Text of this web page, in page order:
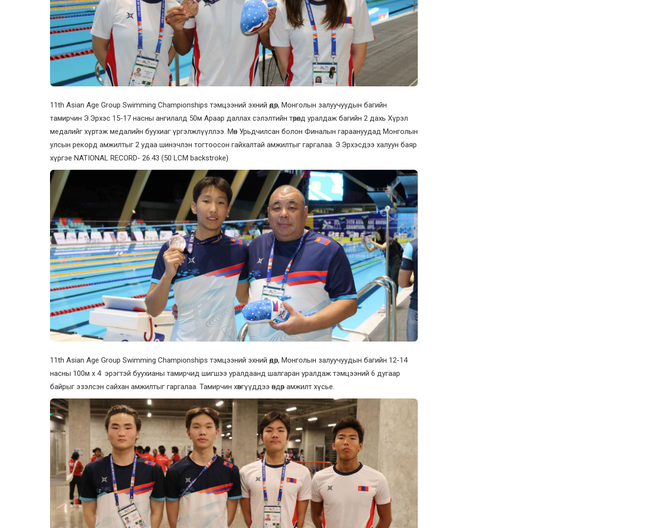
11th Asian Age Group Swimming Championships тэмцээний эхний өдөр, Монголын залуучуудын багийн
тамирчин Э.Эрхэс 15-17 насны ангилалд 50м Араар даллах сэлэлтийн төрөлд уралдаж багийн 2 дахь Хүрэл
медалийг хүртэж медалийн буухиаг үргэлжлүүллээ. Мөн Урьдчилсан болон Финалын гараануудад Монголын
улсын рекорд амжилтыг 2 удаа шинэчлэн тогтоосон гайхалтай амжилтыг гаргалаа. Э.Эрхэсдээ халуун баяр
хүргэе NATIONAL RECORD- 26.43 (50 LCM backstroke)
11th Asian Age Group Swimming Championships тэмцээний эхний өдөр, Монголын залуучуудын багийн 12-14
насны 100м х 4 эрэгтэй буухианы тамирчид шигшээ уралдаанд шалгаран уралдаж тэмцээний 6 дугаар
байрыг эзэлсэн сайхан амжилтыг гаргалаа. Тамирчин хөвгүүддээ өндөр амжилт хүсье.